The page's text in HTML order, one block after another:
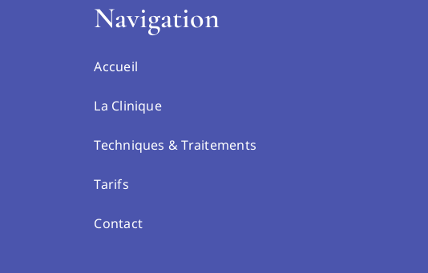
Navigation
Accueil
La Clinique
Techniques & Traitements
Tarifs
Contact